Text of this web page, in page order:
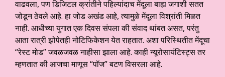
वाढवला, पण डिजिटल क्रांतीने पहिल्यांदाच मेंदूला बाह्य जगाशी सतत
जोडून ठेवले आहे. हा जोड अखंड आहे, त्यामुळे मेंदूला विश्रांती मिळत
नाही. आधीच्या युगात एक दिवस संपला की संवाद थांबत असत, परंतु
आता रात्री झोपेतही नोटिफिकेशन येत राहतात. अशा परिस्थितीत मेंदूचा
“रेस्ट मोड” जवळजवळ नाहीसा झाला आहे. काही न्यूरोसायंटिस्ट्स तर
म्हणतात की आजचा माणूस “पॉज” बटण विसरला आहे.